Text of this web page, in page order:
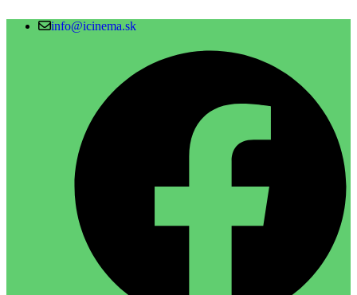
info@icinema.sk